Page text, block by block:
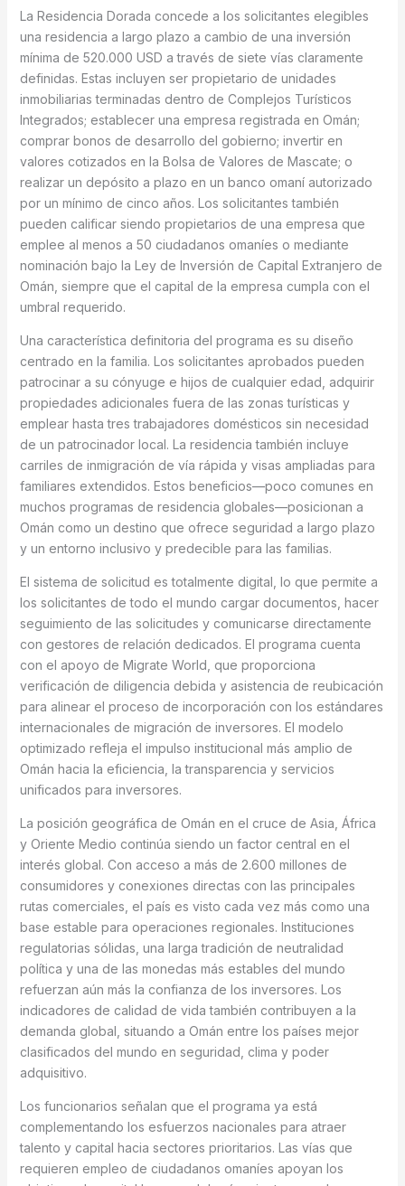
La Residencia Dorada concede a los solicitantes elegibles
una residencia a largo plazo a cambio de una inversión
mínima de 520.000 USD a través de siete vías claramente
definidas. Estas incluyen ser propietario de unidades
inmobiliarias terminadas dentro de Complejos Turísticos
Integrados; establecer una empresa registrada en Omán;
comprar bonos de desarrollo del gobierno; invertir en
valores cotizados en la Bolsa de Valores de Mascate; o
realizar un depósito a plazo en un banco omaní autorizado
por un mínimo de cinco años. Los solicitantes también
pueden calificar siendo propietarios de una empresa que
emplee al menos a 50 ciudadanos omaníes o mediante
nominación bajo la Ley de Inversión de Capital Extranjero de
Omán, siempre que el capital de la empresa cumpla con el
umbral requerido.
Una característica definitoria del programa es su diseño
centrado en la familia. Los solicitantes aprobados pueden
patrocinar a su cónyuge e hijos de cualquier edad, adquirir
propiedades adicionales fuera de las zonas turísticas y
emplear hasta tres trabajadores domésticos sin necesidad
de un patrocinador local. La residencia también incluye
carriles de inmigración de vía rápida y visas ampliadas para
familiares extendidos. Estos beneficios—poco comunes en
muchos programas de residencia globales—posicionan a
Omán como un destino que ofrece seguridad a largo plazo
y un entorno inclusivo y predecible para las familias.
El sistema de solicitud es totalmente digital, lo que permite a
los solicitantes de todo el mundo cargar documentos, hacer
seguimiento de las solicitudes y comunicarse directamente
con gestores de relación dedicados. El programa cuenta
con el apoyo de Migrate World, que proporciona
verificación de diligencia debida y asistencia de reubicación
para alinear el proceso de incorporación con los estándares
internacionales de migración de inversores. El modelo
optimizado refleja el impulso institucional más amplio de
Omán hacia la eficiencia, la transparencia y servicios
unificados para inversores.
La posición geográfica de Omán en el cruce de Asia, África
y Oriente Medio continúa siendo un factor central en el
interés global. Con acceso a más de 2.600 millones de
consumidores y conexiones directas con las principales
rutas comerciales, el país es visto cada vez más como una
base estable para operaciones regionales. Instituciones
regulatorias sólidas, una larga tradición de neutralidad
política y una de las monedas más estables del mundo
refuerzan aún más la confianza de los inversores. Los
indicadores de calidad de vida también contribuyen a la
demanda global, situando a Omán entre los países mejor
clasificados del mundo en seguridad, clima y poder
adquisitivo.
Los funcionarios señalan que el programa ya está
complementando los esfuerzos nacionales para atraer
talento y capital hacia sectores prioritarios. Las vías que
requieren empleo de ciudadanos omaníes apoyan los